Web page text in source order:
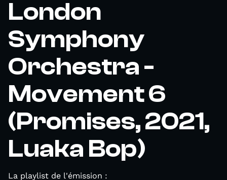
London
Symphony
Orchestra -
Movement 6
(Promises, 2021,
Luaka Bop)
La playlist de l'émission :